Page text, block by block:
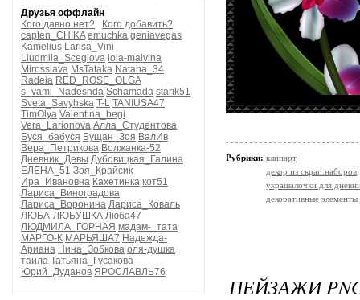
Друзья оффлайн
Кого давно нет?
Кого добавить?
capten_CHIKA emuchka geniavegas
Kamelius Larisa_Vini
Liudmila_Sceglova lola-malvina
Mirosslava MsTataka Nataha_34
Radeia RED_ROSE_OLGA
s_vami_Nadeshda Schamada starik51
Sveta_Savyhska T-L TANIUSA47
TimOlya Valentina_begi
Vera_Larionova Алла_Студентова
Буся_бабуся Бущан_Зоя ВалИв
Вера_Петрикова Волжанка-52
Дневник_Девы Дубовицкая_Галина
ЕЛЕНА_51 Зоя_Крайсик
Ира_Ивановна Кахетинка кот51
Лариса_Виноградова
Лариса_Воронина Лариса_Коваль
ЛЮБА-ЛЮБУШКА Люба47
ЛЮДМИЛА_ГОРНАЯ мадам-_тата
МАРГО-К МАРЬЯША7 Надежда-
Ариана Нина_Зобкова оля-душка
таила Татьяна_Гусакова
Юрий_Дуданов ЯРОСЛАВЛЬ76
Рубрики: клипарт
декор из скрап.наборов
украшалочки для
декоративные элементы
ПЕЙЗАЖИ